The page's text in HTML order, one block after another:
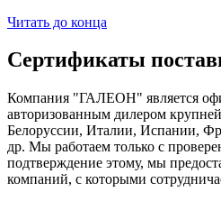
Читать до конца
Сертификаты
Компания "ГАЛЕОН" является
авторизованным дилером
Белоруссии, Италии, Испании,
др. Мы работаем только с
подтверждение этому, мы
компаний, с которыми